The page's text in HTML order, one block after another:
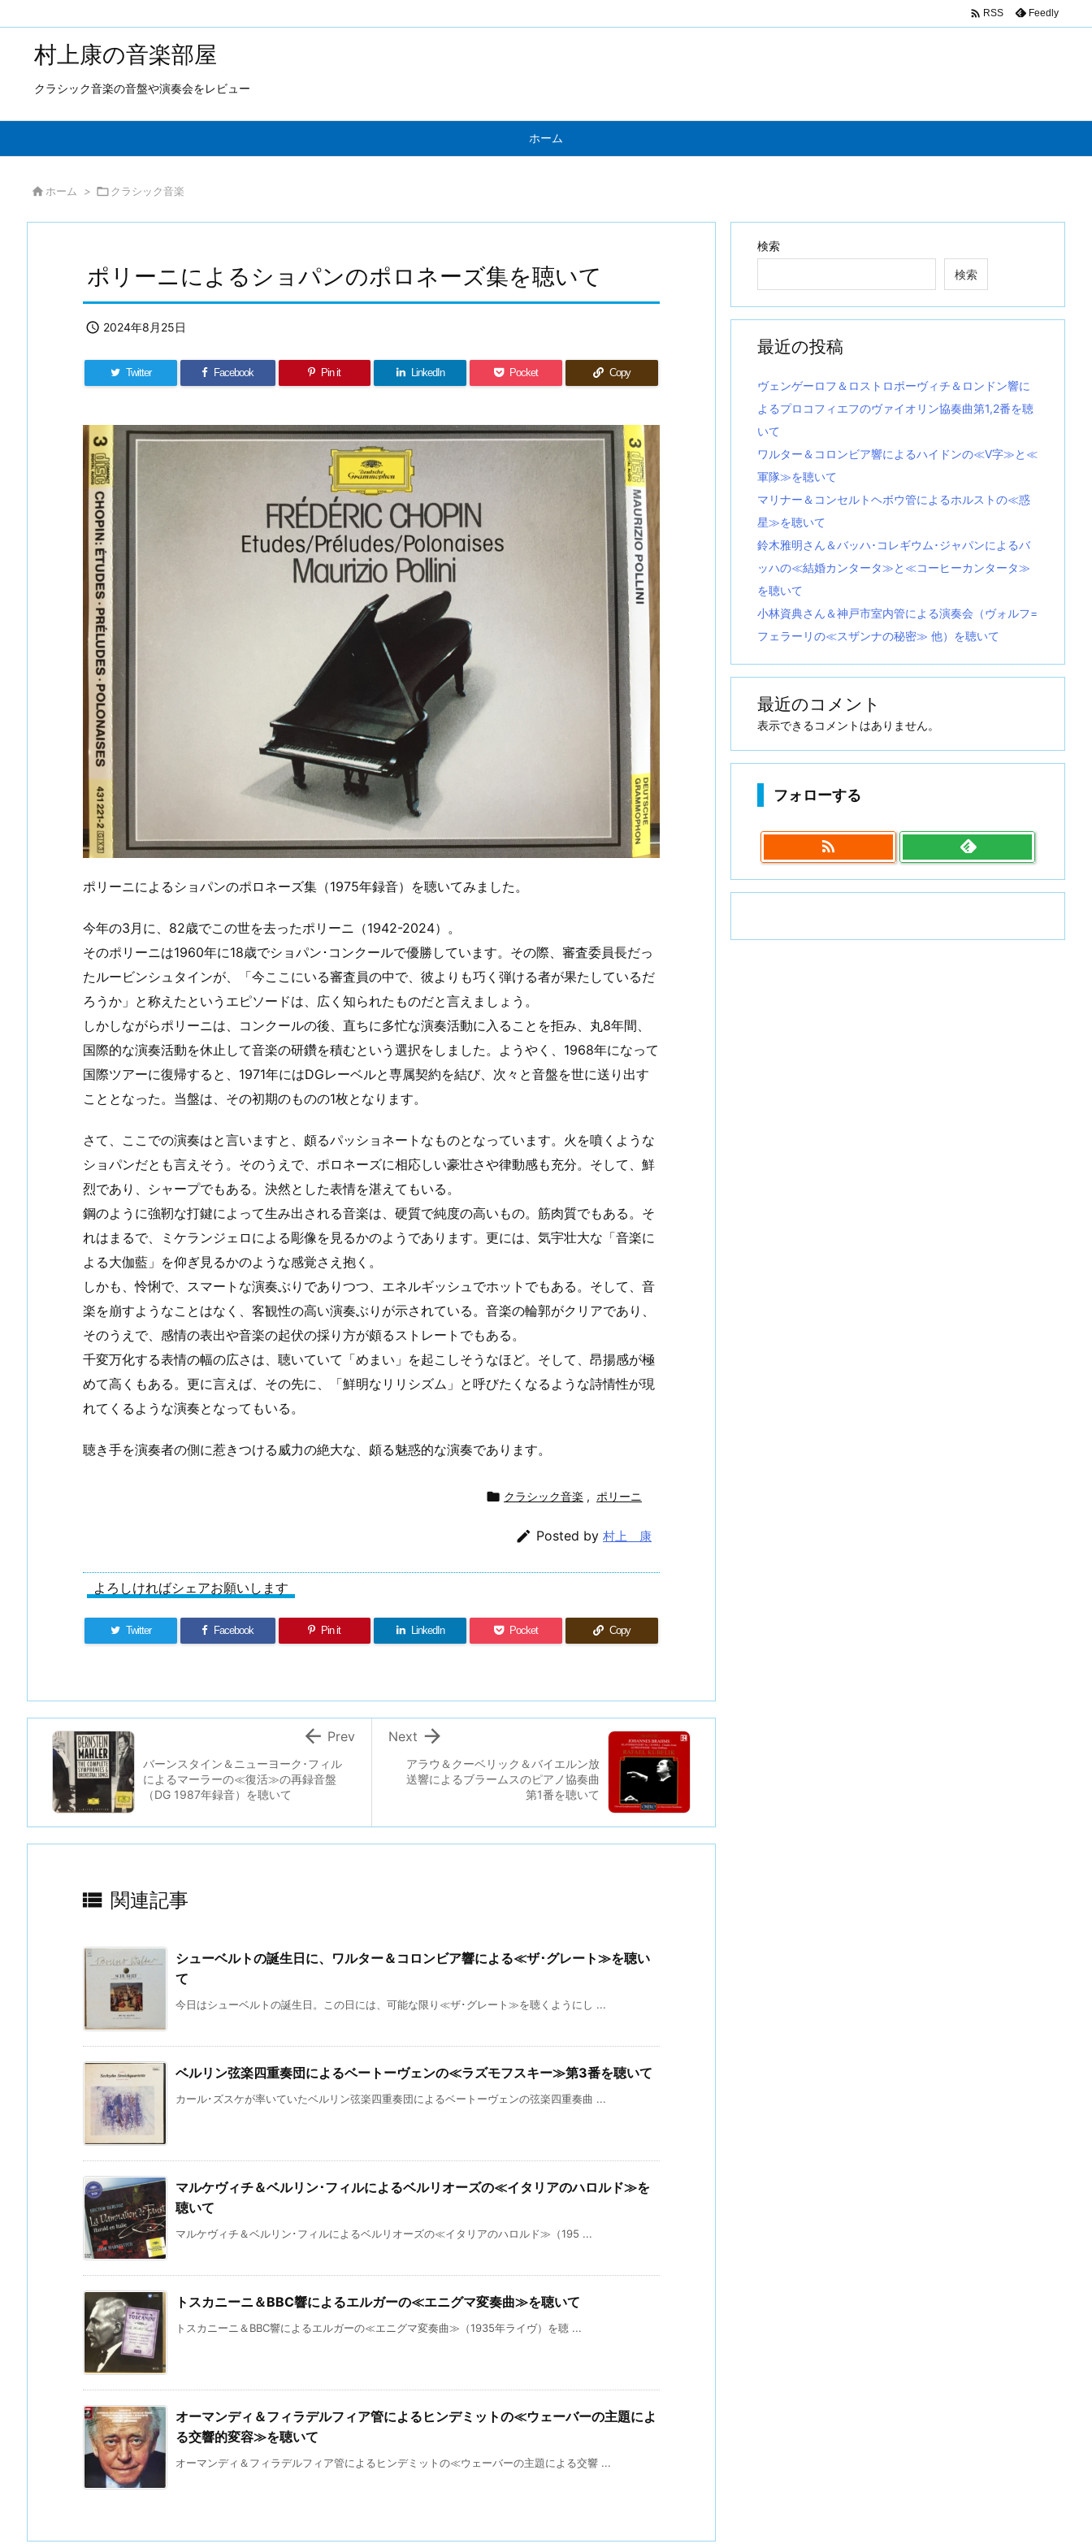
村上康の音楽部屋
クラシック音楽の音盤や演奏会をレビュー
ホーム
 RSS Feedly
 ホーム > クラシック音楽
ポリーニによるショパンのポロネーズ集を聴いて
 2024年8月25日
Twitter Facebook Pin it LinkedIn Pocket Copy
ポリーニによるショパンのポロネーズ集（1975年録音）を聴いてみました。
今年の3月に、82歳でこの世を去ったポリーニ（1942-2024）。
そのポリーニは1960年に18歳でショパン･コンクールで優勝しています。その際、審査委員長だっ
たルービンシュタインが、「今ここにいる審査員の中で、彼よりも巧く弾ける者が果たしているだ
ろうか」と称えたというエピソードは、広く知られたものだと言えましょう。
しかしながらポリーニは、コンクールの後、直ちに多忙な演奏活動に入ることを拒み、丸8年間、
国際的な演奏活動を休止して音楽の研鑽を積むという選択をしました。ようやく、1968年になって
国際ツアーに復帰すると、1971年にはDGレーベルと専属契約を結び、次々と音盤を世に送り出す
こととなった。当盤は、その初期のものの1枚となります。
さて、ここでの演奏はと言いますと、頗るパッショネートなものとなっています。火を噴くような
ショパンだとも言えそう。そのうえで、ポロネーズに相応しい豪壮さや律動感も充分。そして、鮮
烈であり、シャープでもある。決然とした表情を湛えてもいる。
鋼のように強靭な打鍵によって生み出される音楽は、硬質で純度の高いもの。筋肉質でもある。そ
れはまるで、ミケランジェロによる彫像を見るかのようであります。更には、気宇壮大な「音楽に
よる大伽藍」を仰ぎ見るかのような感覚さえ抱く。
しかも、怜悧で、スマートな演奏ぶりでありつつ、エネルギッシュでホットでもある。そして、音
楽を崩すようなことはなく、客観性の高い演奏ぶりが示されている。音楽の輪郭がクリアであり、
そのうえで、感情の表出や音楽の起伏の採り方が頗るストレートでもある。
千変万化する表情の幅の広さは、聴いていて「めまい」を起こしそうなほど。そして、昂揚感が極
めて高くもある。更に言えば、その先に、「鮮明なリリシズム」と呼びたくなるような詩情性が現
れてくるような演奏となってもいる。
聴き手を演奏者の側に惹きつける威力の絶大な、頗る魅惑的な演奏であります。
 クラシック音楽 , ポリーニ
 Posted by 村上 康
よろしければシェアお願いします
Twitter Facebook Pin it LinkedIn Pocket Copy
アラウ＆クーベリック＆バイエルン放
送響によるブラームスのピアノ協奏曲
第1番を聴いて

Next
バーンスタイン＆ニューヨーク･フィル
によるマーラーの≪復活≫の再録音盤
（DG 1987年録音）を聴いて
 Prev
 関連記事
シューベルトの誕生日に、ワルター＆コロンビア響による≪ザ･グレート≫を聴い
て
今日はシューベルトの誕生日。この日には、可能な限り≪ザ･グレート≫を聴くようにし ...
ベルリン弦楽四重奏団によるベートーヴェンの≪ラズモフスキー≫第3番を聴いて
カール･ズスケが率いていたベルリン弦楽四重奏団によるベートーヴェンの弦楽四重奏曲 ...
マルケヴィチ＆ベルリン･フィルによるベルリオーズの≪イタリアのハロルド≫を
聴いて
マルケヴィチ＆ベルリン･フィルによるベルリオーズの≪イタリアのハロルド≫（195 ...
トスカニーニ＆BBC響によるエルガーの≪エニグマ変奏曲≫を聴いて
トスカニーニ＆BBC響によるエルガーの≪エニグマ変奏曲≫（1935年ライヴ）を聴 ...
オーマンディ＆フィラデルフィア管によるヒンデミットの≪ウェーバーの主題によ
る交響的変容≫を聴いて
オーマンディ＆フィラデルフィア管によるヒンデミットの≪ウェーバーの主題による交響 ...
検索
検索
最近の投稿
ヴェンゲーロフ＆ロストロポーヴィチ＆ロンドン響に
よるプロコフィエフのヴァイオリン協奏曲第1,2番を聴
いて
ワルター＆コロンビア響によるハイドンの≪V字≫と≪
軍隊≫を聴いて
マリナー＆コンセルトヘボウ管によるホルストの≪惑
星≫を聴いて
鈴木雅明さん＆バッハ･コレギウム･ジャパンによるバ
ッハの≪結婚カンタータ≫と≪コーヒーカンタータ≫
を聴いて
小林資典さん＆神戸市室内管による演奏会（ヴォルフ=
フェラーリの≪スザンナの秘密≫ 他）を聴いて
最近のコメント
表示できるコメントはありません。
フォローする
